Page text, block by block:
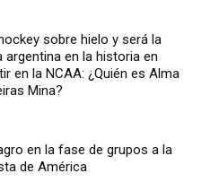
sobre hielo y será la
argentina en la historia en
en la NCAA: ¿Quién es Alma
Mina?
en la fase de grupos a la
de América